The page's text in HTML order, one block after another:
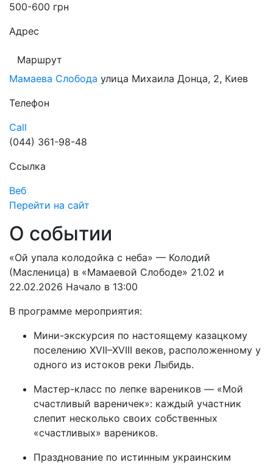
500-600 грн
Адрес
Маршрут
Мамаева Слобода улица Михаила Донца, 2, Киев
Телефон
Call
(044) 361-98-48
Ссылка
Веб
Перейти на сайт
О событии
«Ой упала колодойка с неба» — Колодий
(Масленица) в «Мамаевой Слободе» 21.02 и
22.02.2026 Начало в 13:00
В программе мероприятия:
Мини-экскурсия по настоящему казацкому
поселению XVII–XVIII веков, расположенному у
одного из истоков реки Лыбидь.
Мастер-класс по лепке вареников — «Мой
счастливый вареничек»: каждый участник
слепит несколько своих собственных
«счастливых» вареников.
Празднование по истинным украинским